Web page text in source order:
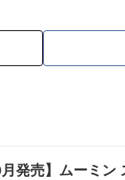
月発売】ムーミ